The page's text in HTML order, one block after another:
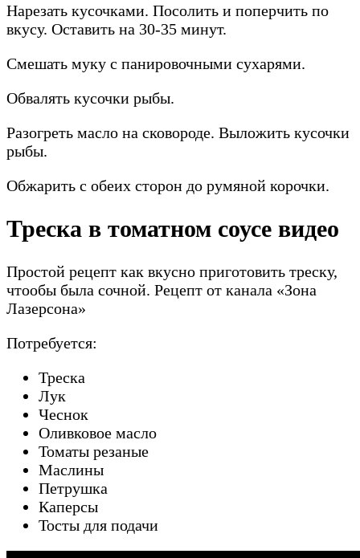
Нарезать кусочками. Посолить и поперчить по
вкусу. Оставить на 30-35 минут.
Смешать муку с панировочными сухарями.
Обвалять кусочки рыбы.
Разогреть масло на сковороде. Выложить кусочки
рыбы.
Обжарить с обеих сторон до румяной корочки.
Треска в томатном соусе видео
Простой рецепт как вкусно приготовить треску,
чтообы была сочной. Рецепт от канала «Зона
Лазерсона»
Потребуется:
Треска
Лук
Чеснок
Оливковое масло
Томаты резаные
Маслины
Петрушка
Каперсы
Тосты для подачи